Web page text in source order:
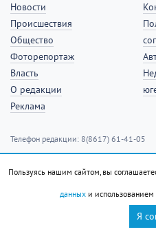
Новости
Происшествия
Общество
Фоторепортаж
Власть
О редакции
Реклама
Телефон редакции: 8(8617) 61-41-05
Телефон отдела рекламы: 8(8617) 61-
Email отдела рекламы:
Пользуясь нашим сайтом, вы
данныхи использованием
Я